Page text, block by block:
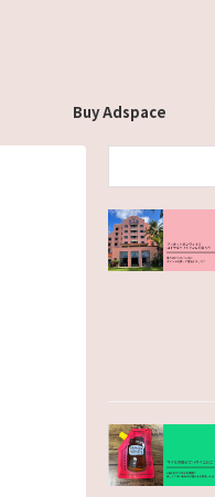
Buy Adspace